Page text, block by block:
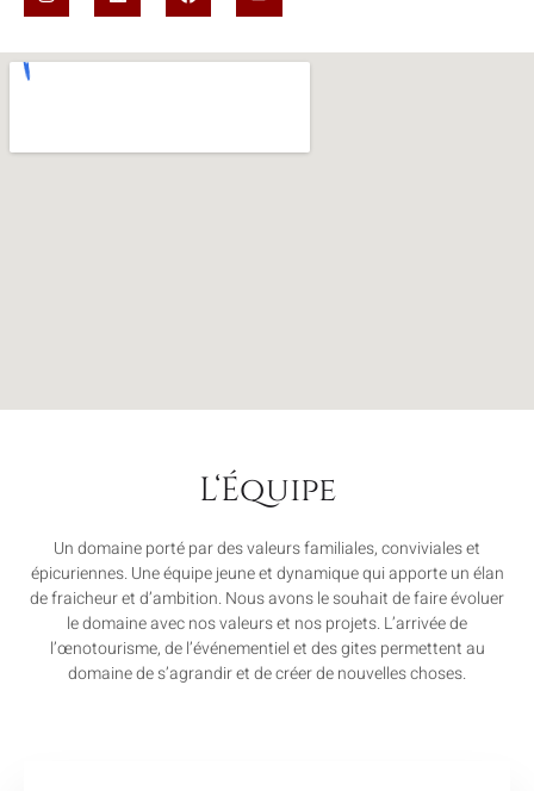
t
g
k
d
e
o
t
b
L‘Équipe
Un domaine porté par des valeurs familiales, conviviales et
épicuriennes. Une équipe jeune et dynamique qui apporte un élan
de fraicheur et d’ambition. Nous avons le souhait de faire évoluer
le domaine avec nos valeurs et nos projets. L’arrivée de
l’œnotourisme, de l’événementiel et des gites permettent au
domaine de s’agrandir et de créer de nouvelles choses.